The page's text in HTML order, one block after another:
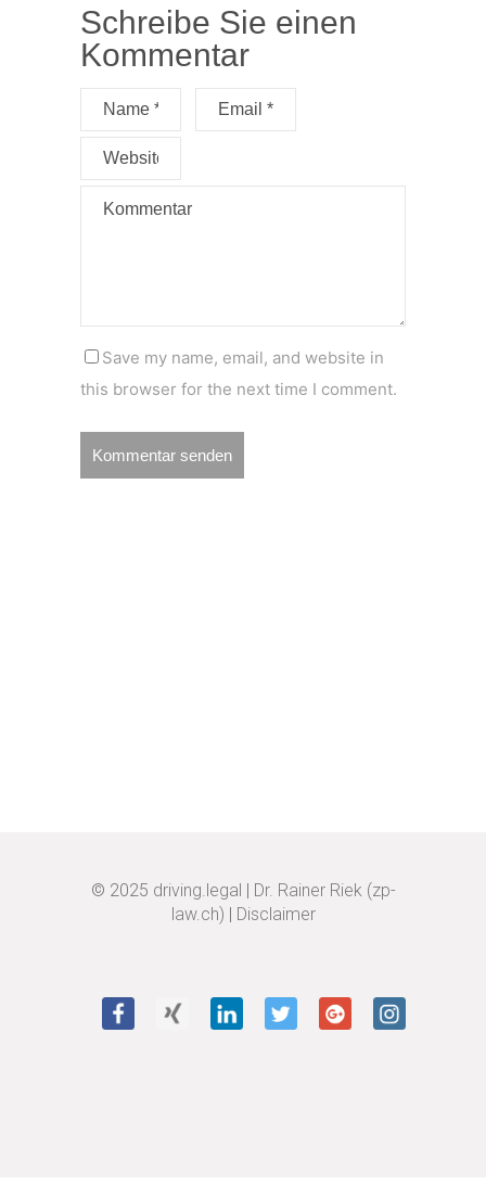
Schreibe Sie einen
Kommentar
Save my name, email, and website in
this browser for the next time I comment.
© 2025 driving.legal | Dr. Rainer Riek (zp-
law.ch) | Disclaimer